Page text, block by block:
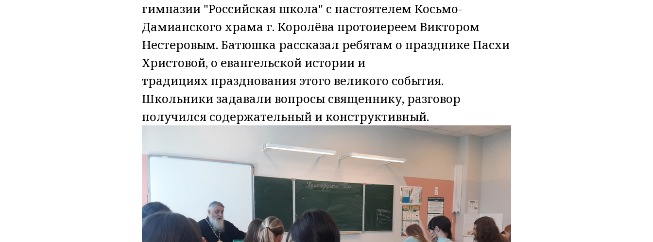
гимназии "Российская школа" с настоятелем Косьмо-
Дамианского храма г. Королёва протоиереем Виктором
Нестеровым. Батюшка рассказал ребятам о празднике Пасхи
Христовой, о евангельской истории и
традициях празднования этого великого события.
Школьники задавали вопросы священнику, разговор
получился содержательный и конструктивный.